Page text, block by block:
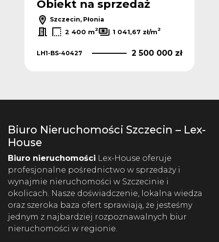
Obiekt na sprzedaż
Szczecin, Płonia
2 400 m2 1 041,67 zł/m2
LH1-BS-40427 2 500 000 zł
Biuro Nieruchomości Szczecin – Lex-
House
Biuro nieruchomości Lex-House oferuje
profesjonalne pośrednictwo w sprzedaży i
wynajmie nieruchomości w Szczecinie i
okolicach. Nasze doświadczenie, lokalna wiedza
oraz szeroka baza ofert sprawiają, że jesteśmy
jednym z najbardziej rozpoznawalnych biur
nieruchomości w regionie.